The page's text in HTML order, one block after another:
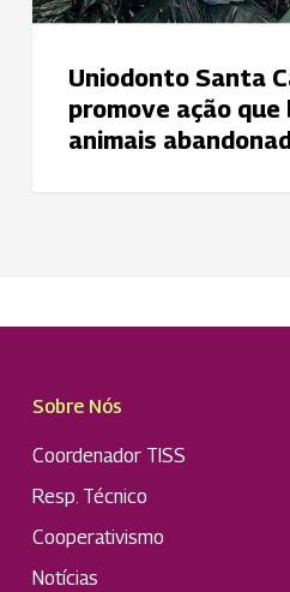
Uniodonto Santa
promove ação
animais
Sobre Nós
Coordenador TISS
Resp. Técnico
Cooperativismo
Notícias